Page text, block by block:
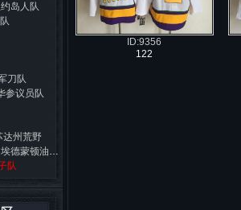
ID:9356
122
岛人队
刀队
参议员队
达州荒野
EDMONTON OILERS 埃德蒙顿油工队
队